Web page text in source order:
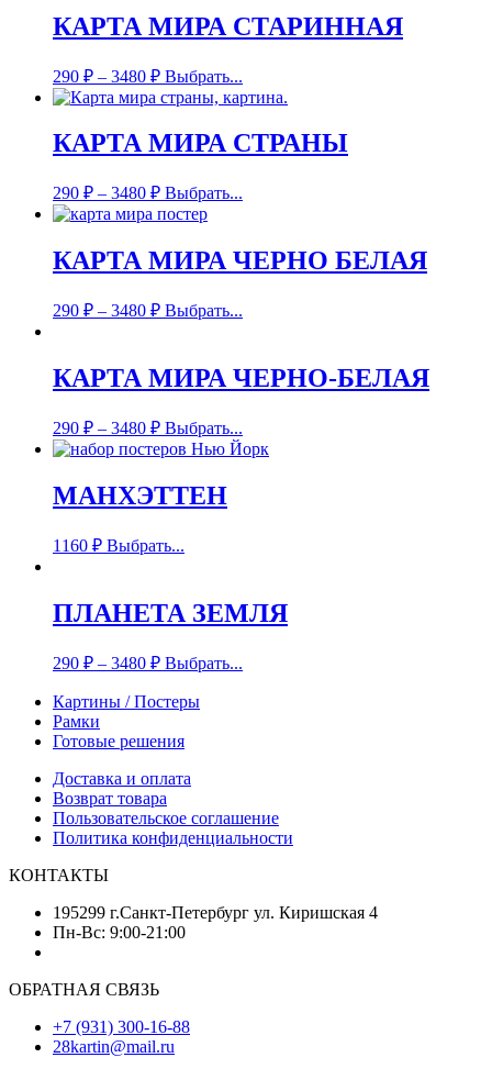
КАРТА МИРА СТАРИННАЯ
290 ₽ – 3480 ₽ Выбрать...
КАРТА МИРА СТРАНЫ
290 ₽ – 3480 ₽ Выбрать...
КАРТА МИРА ЧЕРНО БЕЛАЯ
290 ₽ – 3480 ₽ Выбрать...
КАРТА МИРА ЧЕРНО-БЕЛАЯ
290 ₽ – 3480 ₽ Выбрать...
МАНХЭТТЕН
1160 ₽ Выбрать...
ПЛАНЕТА ЗЕМЛЯ
290 ₽ – 3480 ₽ Выбрать...
Картины / Постеры
Рамки
Готовые решения
Доставка и оплата
Возврат товара
Пользовательское соглашение
Политика конфиденциальности
КОНТАКТЫ
195299 г.Санкт-Петербург ул. Киришская 4
Пн-Вс: 9:00-21:00
ОБРАТНАЯ СВЯЗЬ
+7 (931) 300-16-88
28kartin@mail.ru